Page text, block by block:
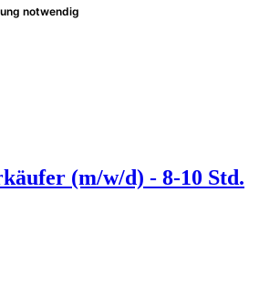
notwendig
(m/w/d) - 8-10 Std.